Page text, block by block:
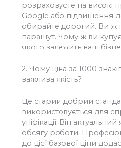
розраховуєте на високі
Google або підвищення
обирайте дорогий. Ви ж
парашут. Чому ж ви
якого залежить ваш
2. Чому ціна за 1000
важлива якість?
Це старий добрий
використовується для
уніфікації. Він
обсягу роботи.
до цієї базової ціни